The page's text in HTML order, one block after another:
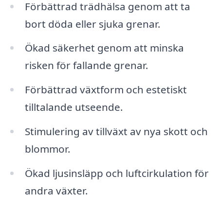
Förbättrad trädhälsa genom att ta
bort döda eller sjuka grenar.
Ökad säkerhet genom att minska
risken för fallande grenar.
Förbättrad växtform och estetiskt
tilltalande utseende.
Stimulering av tillväxt av nya skott och
blommor.
Ökad ljusinsläpp och luftcirkulation för
andra växter.